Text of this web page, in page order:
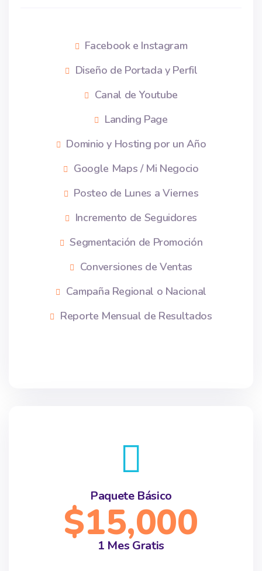
Facebook e Instagram
Diseño de Portada y Perfil
Canal de Youtube
Landing Page
Dominio y Hosting por un Año
Google Maps / Mi Negocio
Posteo de Lunes a Viernes
Incremento de Seguidores
Segmentación de Promoción
Conversiones de Ventas
Campaña Regional o Nacional
Reporte Mensual de Resultados
Paquete Básico
$15,000
1 Mes Gratis